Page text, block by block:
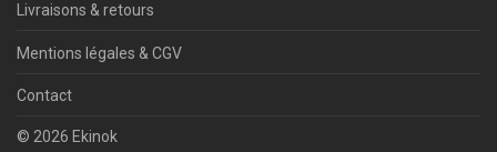
Livraisons & retours
Mentions légales & CGV
Contact
© 2026 Ekinok